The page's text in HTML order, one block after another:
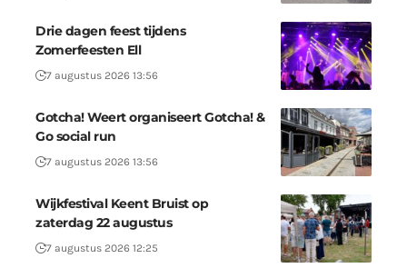
Drie dagen feest tijdens
Zomerfeesten Ell
7 augustus 2026 13:56
Gotcha! Weert organiseert Gotcha! &
Go social run
7 augustus 2026 13:56
Wijkfestival Keent Bruist op
zaterdag 22 augustus
7 augustus 2026 12:25